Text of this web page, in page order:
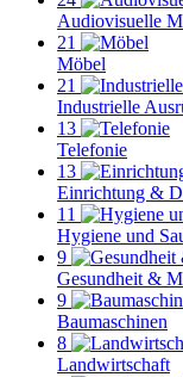
Audiovisuelle
21
Möbel
21
Industrielle
13
Telefonie
13
Einrichtung &
11
Hygiene und
9
Gesundheit &
9
Baumaschinen
8
Landwirtschaft